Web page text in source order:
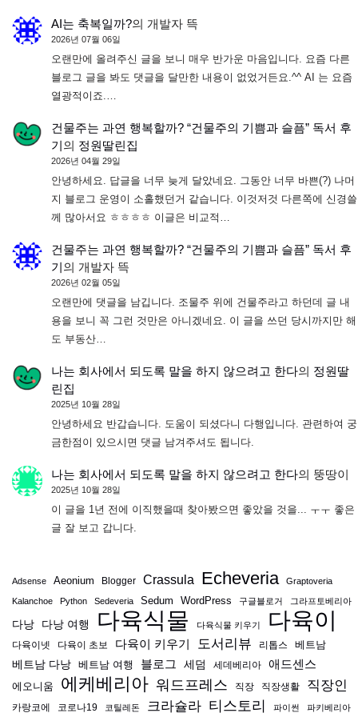
AI는 축복일까?의 개발자 뜩
2026년 07월 06일
오랜만에 올려주신 글을 보니 매우 반가운 마음입니다. 요즘 다른
블로그 글을 봐도 댓글을 달만한 내용이 없었거든요.^^ AI 는 요즘
열광적이죠.…
건물주는 과연 행복할까? “건물주의 기쁨과 슬픔” 독서 후
기의 정원딸린집
2026년 04월 29일
안녕하세요. 답글을 너무 늦게 달았네요. 그동안 너무 바쁜(?) 나머
지 블로그 운영이 소홀했던거 같습니다. 이것저것 다른쪽에 신경쓸
께 많아서요 ㅎㅎㅎㅎ 이글은 비교적…
건물주는 과연 행복할까? “건물주의 기쁨과 슬픔” 독서 후
기의 개발자 뜩
2026년 02월 05일
오랜만에 댓글을 남깁니다. 조물주 위에 건물주라고 하던데 글 내
용을 보니 꼭 그런 것만은 아니겠네요. 이 글을 쓰던 당시까지만 해
도 부동산…
나는 회사에서 되도록 말을 하지 않으려고 한다의 정원딸
린집
2025년 10월 28일
안녕하세요 반갑습니다. 도움이 되셨다니 다행입니다. 관련하여 궁
금한점이 있으시면 댓글 남겨주셔도 됩니다.
나는 회사에서 되도록 말을 하지 않으려고 한다의 뚱땅이
2025년 10월 28일
이 글을 1년 전에 이직했을때 찾아봤으면 좋았을 것을... ㅜㅜ 좋은
글 잘 보고 갑니다.
Adsense Aeonium Blogger Crassula Echeveria Graptoveria
Kalanchoe Python Sedeveria Sedum WordPress 구글블로거 그라프토베리아
다낭 다낭 여행 다육식물 다육식물 키우기 다육이
다육이넷 다육이 초보 다육이 키우기 도서리뷰 리톱스
베트남
베트남 다낭 베트남 여행 블로그 세덤 세데베리아 애드센스
에오니움 에케베리아 워드프레스 직장 직장생활 직장인
카랑코에 코로나19 코틸레돈 크라슐라 티스토리 파이썬 파키베리아